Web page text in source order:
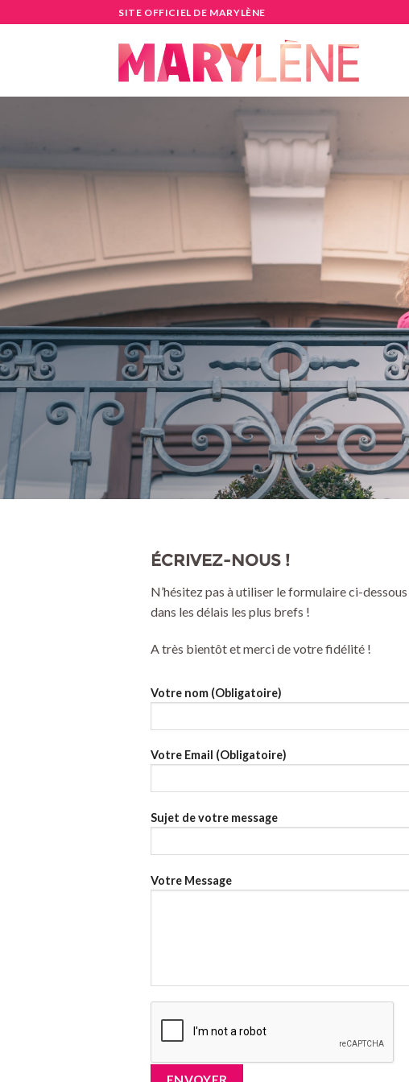
SITE OFFICIEL DE MARYLÈNE
ÉCRIVEZ-NOUS !
N’hésitez pas à utiliser le formulaire ci-
dans les délais les plus brefs !
A très bientôt et merci de votre fidélité !
Votre nom (Obligatoire)
Votre Email (Obligatoire)
Sujet de votre message
Votre Message